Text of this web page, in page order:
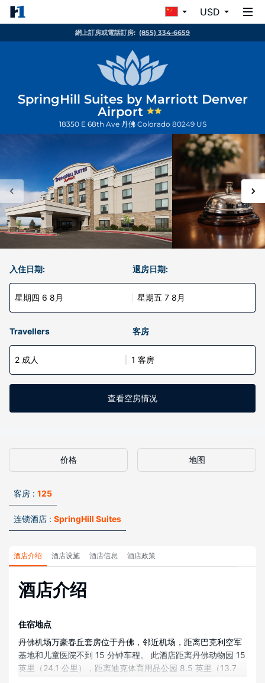
USD
網上訂房或電話訂房: (855) 334-6659
SpringHill Suites by Marriott Denver
Airport
18350 E 68th Ave 丹佛 Colorado 80249 US
入住日期:
星期四 6 8月
退房日期:
星期五 7 8月
Travellers 客房
2 成人 1 客房
查看空房情况
价格 地图
客房 : 125
连锁酒店 : SpringHill Suites
酒店介绍 酒店设施 酒店信息 酒店政策
酒店介绍
住宿地点
丹佛机场万豪春丘套房位于丹佛，邻近机场，距离巴克利空军
基地和儿童医院不到 15 分钟车程。 此酒店距离丹佛动物园 15
英里（24.1 公里），距离迪克体育用品公园 8.5 英里（13.7